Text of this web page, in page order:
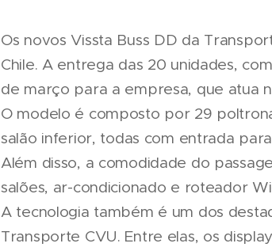
Os novos Vissta Buss DD da
Chile. A entrega das 20 unidades,
de março para a empresa, que atua
O modelo é composto por 29
salão inferior, todas com entrada
Além disso, a comodidade do
salões, ar-condicionado e roteador
A tecnologia também é um dos
Transporte CVU. Entre elas, os